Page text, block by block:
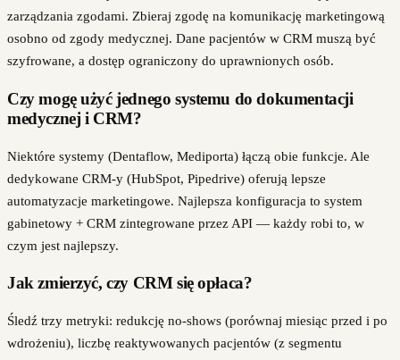
zarządzania zgodami. Zbieraj zgodę na komunikację marketingową
osobno od zgody medycznej. Dane pacjentów w CRM muszą być
szyfrowane, a dostęp ograniczony do uprawnionych osób.
Czy mogę użyć jednego systemu do dokumentacji
medycznej i CRM?
Niektóre systemy (Dentaflow, Mediporta) łączą obie funkcje. Ale
dedykowane CRM-y (HubSpot, Pipedrive) oferują lepsze
automatyzacje marketingowe. Najlepsza konfiguracja to system
gabinetowy + CRM zintegrowane przez API — każdy robi to, w
czym jest najlepszy.
Jak zmierzyć, czy CRM się opłaca?
Śledź trzy metryki: redukcję no-shows (porównaj miesiąc przed i po
wdrożeniu), liczbę reaktywowanych pacjentów (z segmentu